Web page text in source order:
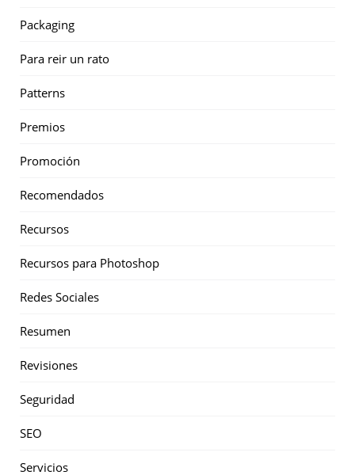
Packaging
Para reir un rato
Patterns
Premios
Promoción
Recomendados
Recursos
Recursos para Photoshop
Redes Sociales
Resumen
Revisiones
Seguridad
SEO
Servicios